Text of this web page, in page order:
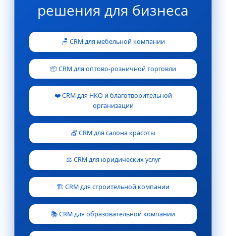
решения для бизнеса
🪑 CRM для мебельной компании
📦 CRM для оптово-розничной торговли
❤️ CRM для НКО и благотворительной
организации
💇 CRM для салона красоты
⚖️ CRM для юридических услуг
🏗️ CRM для строительной компании
📚 CRM для образовательной компании